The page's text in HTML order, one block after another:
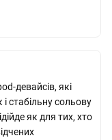
девайсів, які
стабільну сольову
як для тих, хто